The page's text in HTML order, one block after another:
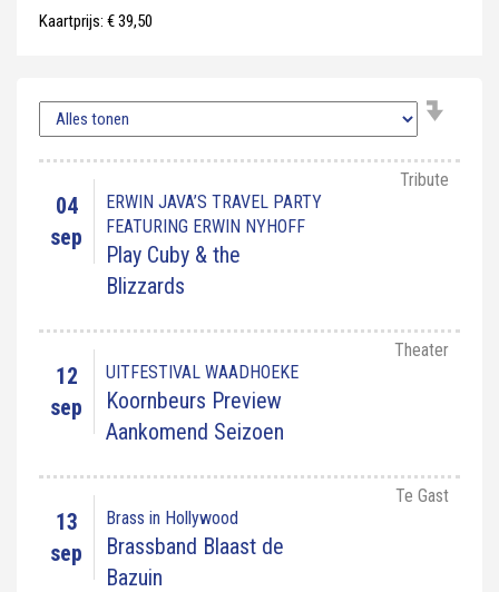
Kaartprijs: € 39,50
04
sep
ERWIN JAVA’S TRAVEL PARTY
FEATURING ERWIN NYHOFF
Play Cuby & the
Blizzards
Tribute
12
sep
UITFESTIVAL WAADHOEKE
Koornbeurs Preview
Aankomend Seizoen
Theater
13
sep
Brass in Hollywood
Brassband Blaast de
Bazuin
Te Gast